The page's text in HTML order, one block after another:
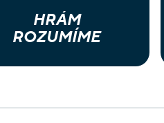
HRÁM
ROZUMÍME